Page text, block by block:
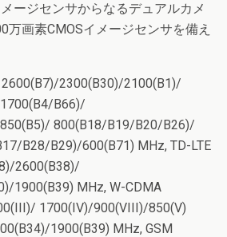
ージセンサからなるデュアルカメ
万画素CMOSイメージセンサを備え
2600(B7)/2300(B30)/2100(B1)/
B66)/
800(B18/B19/B20/B26)/
B28/B29)/600(B71) MHz, TD-LTE
2600(B38)/
1900(B39) MHz, W-CDMA
1700(IV)/900(VIII)/850(V)
1900(B39) MHz, GSM